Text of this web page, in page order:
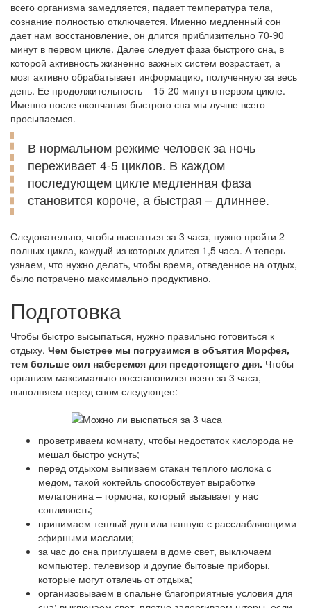
всего организма замедляется, падает температура тела,
сознание полностью отключается. Именно медленный сон
дает нам восстановление, он длится приблизительно 70-90
минут в первом цикле. Далее следует фаза быстрого сна, в
которой активность жизненно важных систем возрастает, а
мозг активно обрабатывает информацию, полученную за весь
день. Ее продолжительность – 15-20 минут в первом цикле.
Именно после окончания быстрого сна мы лучше всего
просыпаемся.
В нормальном режиме человек за ночь
переживает 4-5 циклов. В каждом
последующем цикле медленная фаза
становится короче, а быстрая – длиннее.
Следовательно, чтобы выспаться за 3 часа, нужно пройти 2
полных цикла, каждый из которых длится 1,5 часа. А теперь
узнаем, что нужно делать, чтобы время, отведенное на отдых,
было потрачено максимально продуктивно.
Подготовка
Чтобы быстро высыпаться, нужно правильно готовиться к
отдыху. Чем быстрее мы погрузимся в объятия Морфея,
тем больше сил наберемся для предстоящего дня. Чтобы
организм максимально восстановился всего за 3 часа,
выполняем перед сном следующее:
проветриваем комнату, чтобы недостаток кислорода не
мешал быстро уснуть;
перед отдыхом выпиваем стакан теплого молока с
медом, такой коктейль способствует выработке
мелатонина – гормона, который вызывает у нас
сонливость;
принимаем теплый душ или ванную с расслабляющими
эфирными маслами;
за час до сна приглушаем в доме свет, выключаем
компьютер, телевизор и другие бытовые приборы,
которые могут отвлечь от отдыха;
организовываем в спальне благоприятные условия для